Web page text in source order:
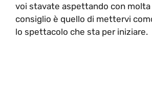
voi stavate aspettando con molta
consiglio è quello di mettervi
lo spettacolo che sta per iniziare.